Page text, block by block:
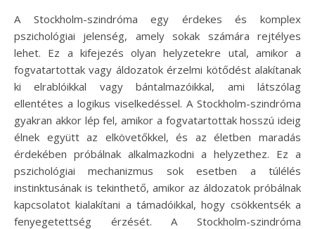
A Stockholm-szindróma egy érdekes és komplex
pszichológiai jelenség, amely sokak számára rejtélyes
lehet. Ez a kifejezés olyan helyzetekre utal, amikor a
fogvatartottak vagy áldozatok érzelmi kötődést alakítanak
ki elrablóikkal vagy bántalmazóikkal, ami látszólag
ellentétes a logikus viselkedéssel. A Stockholm-szindróma
gyakran akkor lép fel, amikor a fogvatartottak hosszú ideig
élnek együtt az elkövetőkkel, és az életben maradás
érdekében próbálnak alkalmazkodni a helyzethez. Ez a
pszichológiai mechanizmus sok esetben a túlélés
instinktusának is tekinthető, amikor az áldozatok próbálnak
kapcsolatot kialakítani a támadóikkal, hogy csökkentsék a
fenyegetettség érzését. A Stockholm-szindróma